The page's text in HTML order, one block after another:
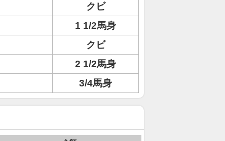
クビ
1 1/2馬身
クビ
2 1/2馬身
3/4馬身